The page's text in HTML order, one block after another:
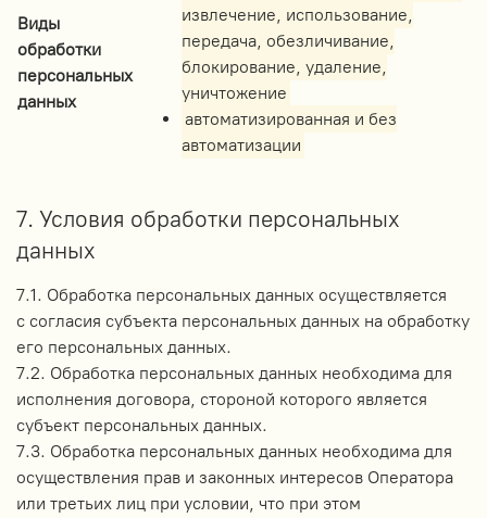
Виды
обработки
персональных
данных
извлечение, использование,
передача, обезличивание,
блокирование, удаление,
уничтожение
автоматизированная и без
автоматизации
7. Условия обработки персональных
данных
7.1. Обработка персональных данных осуществляется
с согласия субъекта персональных данных на обработку
его персональных данных.
7.2. Обработка персональных данных необходима для
исполнения договора, стороной которого является
субъект персональных данных.
7.3. Обработка персональных данных необходима для
осуществления прав и законных интересов Оператора
или третьих лиц при условии, что при этом